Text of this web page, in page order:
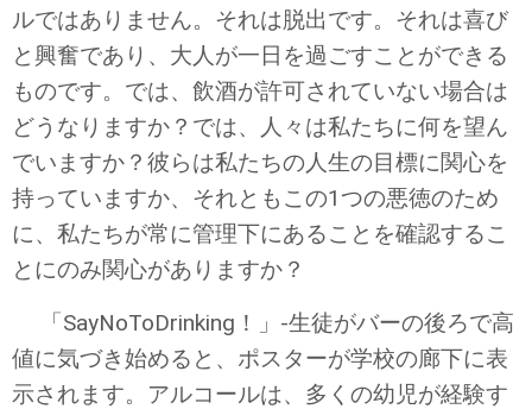
ルではありません。それは脱出です。それは喜び
と興奮であり、大人が一日を過ごすことができる
ものです。では、飲酒が許可されていない場合は
どうなりますか？では、人々は私たちに何を望ん
でいますか？彼らは私たちの人生の目標に関心を
持っていますか、それともこの1つの悪徳のため
に、私たちが常に管理下にあることを確認するこ
とにのみ関心がありますか？
「SayNoToDrinking！」-生徒がバーの後ろで高
値に気づき始めると、ポスターが学校の廊下に表
示されます。アルコールは、多くの幼児が経験す